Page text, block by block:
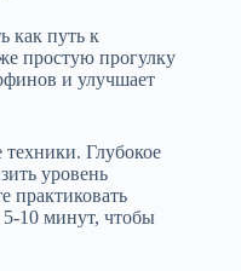
как путь к
простую прогулку
и улучшает
Глубокое
уровень
практиковать
10 минут, чтобы